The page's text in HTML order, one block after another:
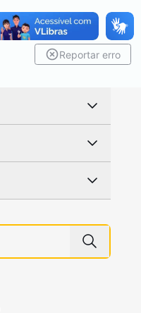
Reportar erro